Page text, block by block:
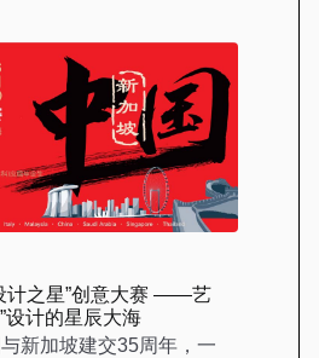
计之星”创意大赛 ——艺
”设计的星辰大海
新加坡建交35周年，一